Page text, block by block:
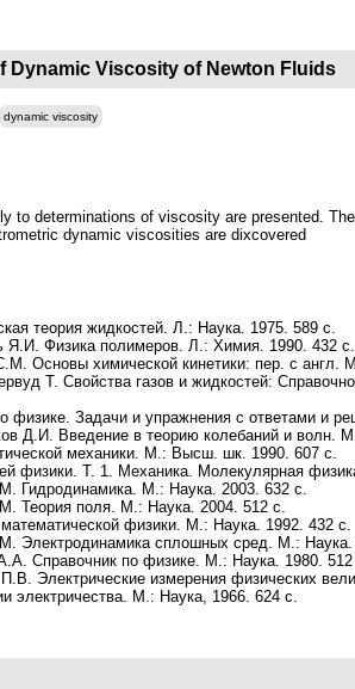
Dynamic Viscosity of Newton Fluids
dynamic viscosity
to determinations of viscosity are presented.
dynamic viscosities are dixcovered
теория жидкостей. Л.: Наука. 1975. 589 с.
Я.И. Физика полимеров. Л.: Химия. 1990. 432 с.
Основы химической кинетики: пер. с англ.
Т. Свойства газов и жидкостей:
физике. Задачи и упражнения с ответами и
Д.И. Введение в теорию колебаний и волн.
механики. М.: Высш. шк. 1990. 607 с.
физики. Т. 1. Механика. Молекулярная
Гидродинамика. М.: Наука. 2003. 632 с.
Теория поля. М.: Наука. 2004. 512 с.
физики. М.: Наука. 1992. 432 с.
сплошных сред. М.: Наука.
Справочник по физике. М.: Наука. 1980. 512
Электрические измерения физических
электричества. М.: Наука, 1966. 624 с.